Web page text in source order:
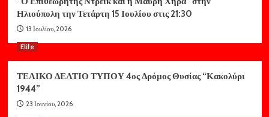
Ηλιούπολη την Τετάρτη 15 Ιουλίου στις 21:30
13 Ιουλίου, 2026
Elife
ΤΕΛΙΚΟ ΔΕΛΤΙΟ ΤΥΠΟΥ 4ος Δρόμος Θυσίας “Κακολύρι
1944”
23 Ιουνίου, 2026